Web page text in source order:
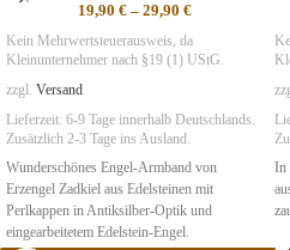
19,90 €– 29,90 €
Kein Mehrwertsteuerausweis, da
Kleinunternehmer nach §19 (1) UStG.
zzgl. Versand
Lieferzeit: 6-9 Tage innerhalb Deutschlands.
Zusätzlich 2-3 Tage ins Ausland.
Wunderschönes Engel-Armband von
Erzengel Zadkiel aus Edelsteinen mit
Perlkappen in Antiksilber-Optik und
eingearbeitetem Edelstein-Engel.
In